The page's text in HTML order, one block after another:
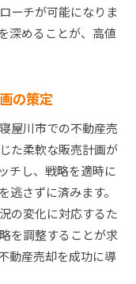
ーチが可能になりま
深めることが、高値
の策定
屋川市での不動産売
た柔軟な販売計画が
チし、戦略を適時に
逃さずに済みます。
の変化に対応するた
を調整することが求
動産売却を成功に導